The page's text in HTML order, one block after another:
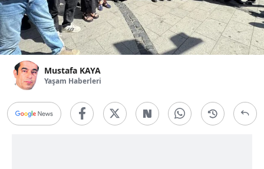
Mustafa KAYA
Yaşam Haberleri